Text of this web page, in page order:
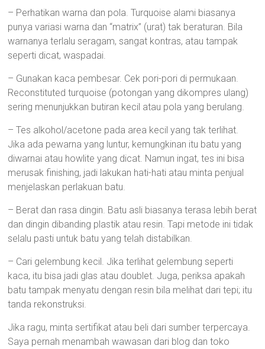
– Perhatikan warna dan pola. Turquoise alami biasanya
punya variasi warna dan “matrix” (urat) tak beraturan. Bila
warnanya terlalu seragam, sangat kontras, atau tampak
seperti dicat, waspadai.
– Gunakan kaca pembesar. Cek pori-pori di permukaan.
Reconstituted turquoise (potongan yang dikompres ulang)
sering menunjukkan butiran kecil atau pola yang berulang.
– Tes alkohol/acetone pada area kecil yang tak terlihat.
Jika ada pewarna yang luntur, kemungkinan itu batu yang
diwarnai atau howlite yang dicat. Namun ingat, tes ini bisa
merusak finishing, jadi lakukan hati-hati atau minta penjual
menjelaskan perlakuan batu.
– Berat dan rasa dingin. Batu asli biasanya terasa lebih berat
dan dingin dibanding plastik atau resin. Tapi metode ini tidak
selalu pasti untuk batu yang telah distabilkan.
– Cari gelembung kecil. Jika terlihat gelembung seperti
kaca, itu bisa jadi glas atau doublet. Juga, periksa apakah
batu tampak menyatu dengan resin bila melihat dari tepi; itu
tanda rekonstruksi.
Jika ragu, minta sertifikat atau beli dari sumber terpercaya.
Saya pernah menambah wawasan dari blog dan toko